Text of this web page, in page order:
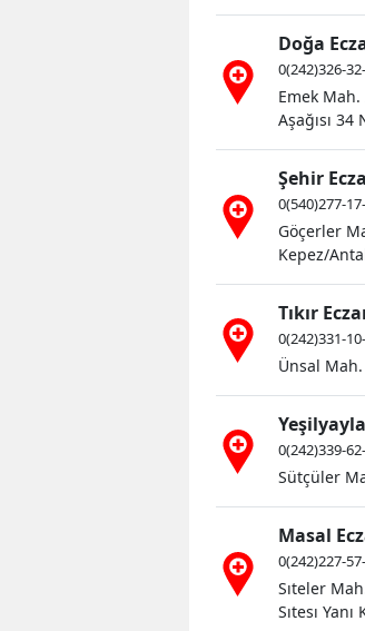
Doğa
0(242)326-
Emek Mah.
Aşağısı 34
Şehir
0(540)277-
Göçerler
Kepez/
Tıkır
0(242)331-
Ünsal
0(242)339-
Sütçüler
Masal
0(242)227-
Sıteler
Sıtesı